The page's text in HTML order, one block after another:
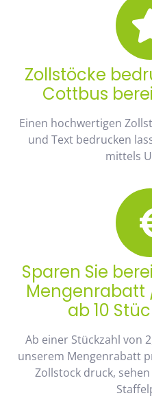
Zollstöcke
Cottbus
Einen hochwertigen
und Text bedrucken
mittels
Sparen Sie
Mengenrabatt
ab 10
Ab einer Stückzahl von
unserem Mengenrabatt
Zollstock druck,